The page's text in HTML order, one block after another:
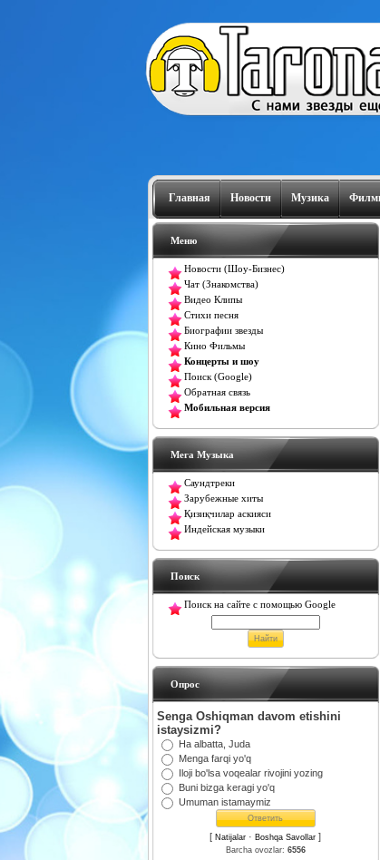
Главная Новости Музика
Меню
Новости (Шоу-Бизнес)
Чат (Знакомства)
Видео Клипы
Стихи песня
Биографии звезды
Кино Фильмы
Концерты и шоу
Поиск (Google)
Обратная связь
Мобильная версия
Мега Музыка
Саундтреки
Зарубежные хиты
Қизиқчилар аскияси
Индейская музыки
Поиск
Поиск на сайте с помощью Google
Oпрос
Senga Oshiqman davom etishini
istaysizmi?
Ha albatta, Juda
Menga farqi yo'q
Iloji bo'lsa voqealar rivojini yozing
Buni bizga keragi yo'q
Umuman istamaymiz
[ Natijalar · Boshqa Savollar ]
Barcha ovozlar: 6556